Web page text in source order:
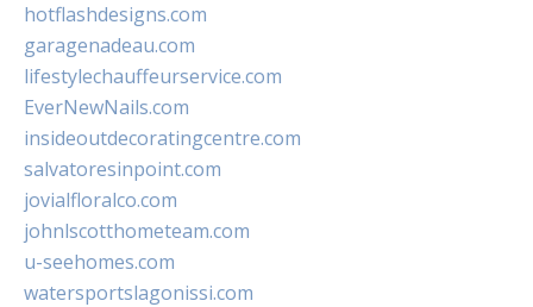
hotflashdesigns.com
garagenadeau.com
lifestylechauffeurservice.com
EverNewNails.com
insideoutdecoratingcentre.com
salvatoresinpoint.com
jovialfloralco.com
johnlscotthometeam.com
u-seehomes.com
watersportslagonissi.com